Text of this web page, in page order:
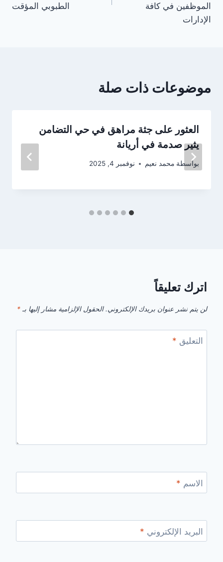
الموظفين في كافة
الإدارات
الطبوبي المؤقت
موضوعات ذات صلة
العثور على جثة مراهق في حي التضامن
يثير صدمة في أريانة
بواسطة محمد نعيم نوفمبر 4, 2025
اترك تعليقاً
لن يتم نشر عنوان بريدك الإلكتروني. الحقول الإلزامية مشار إليها بـ *
التعليق *
الاسم *
البريد الإلكتروني *